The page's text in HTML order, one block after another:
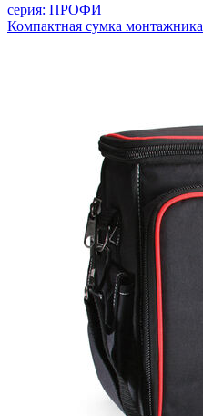
серия: ПРОФИ
Компактная сумка монтажника